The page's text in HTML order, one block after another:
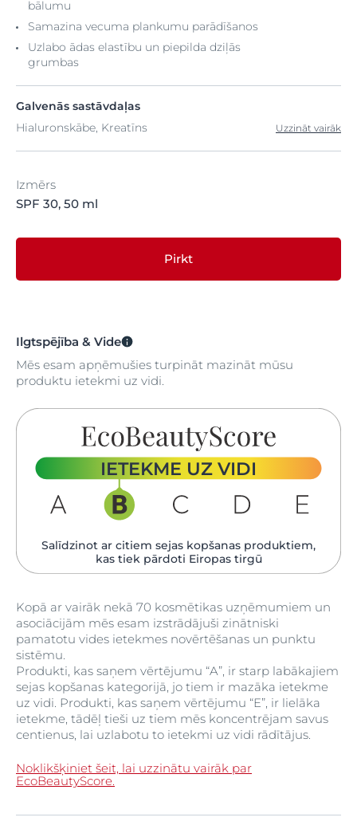
bālumu
Samazina vecuma plankumu parādīšanos
Uzlabo ādas elastību un piepilda dziļās
grumbas
Galvenās sastāvdaļas
Hialuronskābe, Kreatīns
Uzzināt vairāk
Izmērs
SPF 30, 50 ml
Pirkt
Ilgtspējība & Vide
Mēs esam apņēmušies turpināt mazināt mūsu
produktu ietekmi uz vidi.
IETEKME UZ VIDI
Salīdzinot ar citiem sejas kopšanas produktiem,
kas tiek pārdoti Eiropas tirgū
Kopā ar vairāk nekā 70 kosmētikas uzņēmumiem un
asociācijām mēs esam izstrādājuši zinātniski
pamatotu vides ietekmes novērtēšanas un punktu
sistēmu.
Produkti, kas saņem vērtējumu “A”, ir starp labākajiem
sejas kopšanas kategorijā, jo tiem ir mazāka ietekme
uz vidi. Produkti, kas saņem vērtējumu “E”, ir lielāka
ietekme, tādēļ tieši uz tiem mēs koncentrējam savus
centienus, lai uzlabotu to ietekmi uz vidi rādītājus.
Noklikšķiniet šeit, lai uzzinātu vairāk par
EcoBeautyScore.